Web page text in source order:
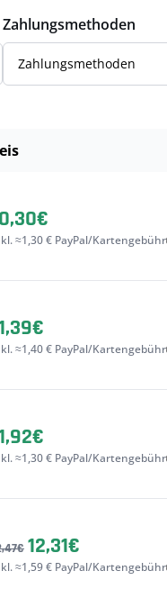
Zahlungsmethoden
Zahlungsmethoden
≈1,30 € PayPal/Kartengebühr
≈1,40 € PayPal/Kartengebühr
≈1,30 € PayPal/Kartengebühr
12,31€
≈1,59 € PayPal/Kartengebühr